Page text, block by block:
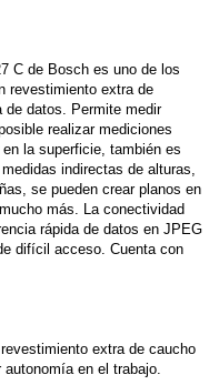
C de Bosch es uno de los
revestimiento extra de
de datos. Permite medir
realizar mediciones
la superficie, también es
indirectas de alturas,
se pueden crear planos en
más. La conectividad
rápida de datos en JPEG
difícil acceso. Cuenta con
extra de caucho
en el trabajo.